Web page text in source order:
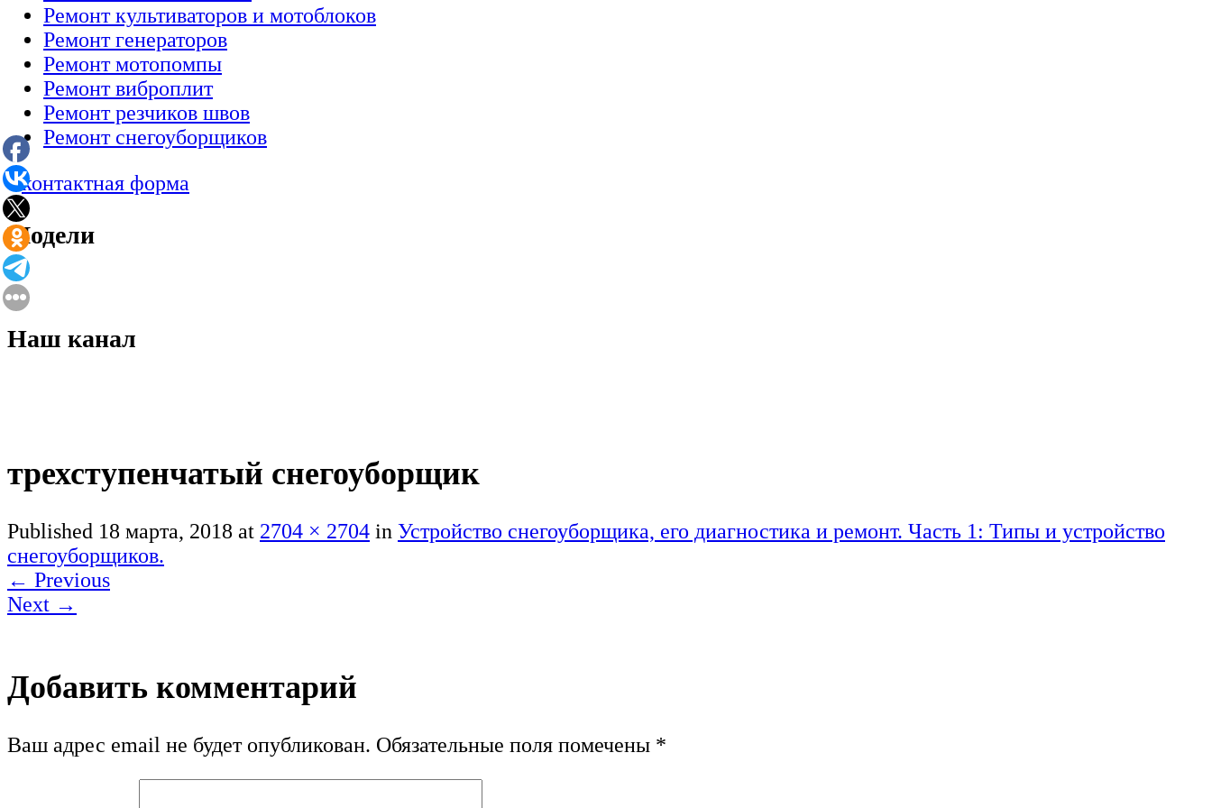
Ремонт культиваторов и мотоблоков
Ремонт генераторов
Ремонт мотопомпы
Ремонт виброплит
Ремонт резчиков швов
Ремонт снегоуборщиков
Модели
Наш канал
трехступенчатый снегоуборщик
Published 18 марта, 2018 at 2704 × 2704 in Устройство снегоуборщика, его диагностика и ремонт. Часть 1: Типы и устройство
снегоуборщиков.
← Previous
Next →
Добавить комментарий
Ваш адрес email не будет опубликован. Обязательные поля помечены *